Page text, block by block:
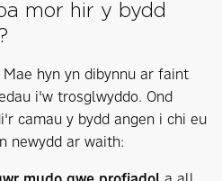
mor hir y bydd
hyn yn dibynnu ar faint
i'w trosglwyddo. Ond
camau y bydd angen i chi eu
newydd ar waith: